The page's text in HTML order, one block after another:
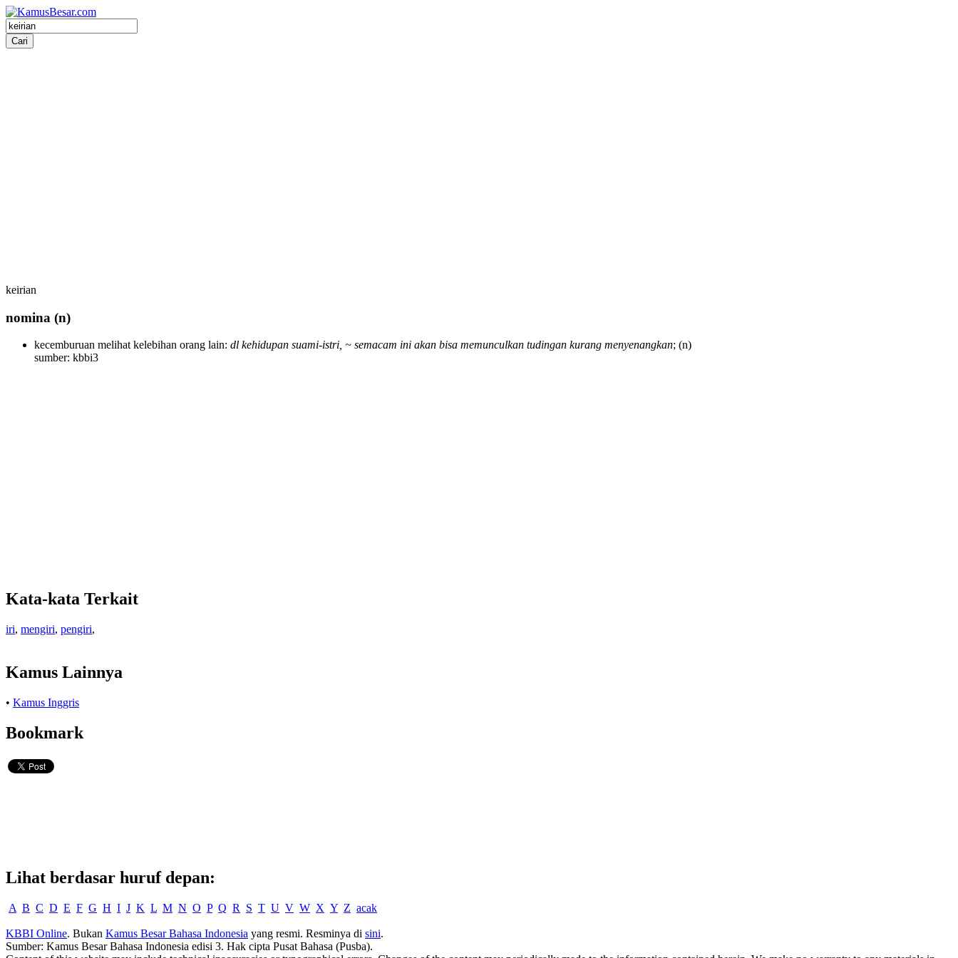
keirian
nomina (n)
kecemburuan melihat kelebihan orang lain: dl kehidupan suami-istri, ~ semacam ini akan bisa memunculkan tudingan kurang menyenangkan; (n)
sumber: kbbi3
Kata-kata Terkait
iri, mengiri, pengiri,
Kamus Lainnya
• Kamus Inggris
Bookmark
Lihat berdasar huruf depan:
A B C D E F G H I J K L M N O P Q R S T U V W X Y Z acak
KBBI Online. Bukan Kamus Besar Bahasa Indonesia yang resmi. Resminya di sini.
Sumber: Kamus Besar Bahasa Indonesia edisi 3. Hak cipta Pusat Bahasa (Pusba).